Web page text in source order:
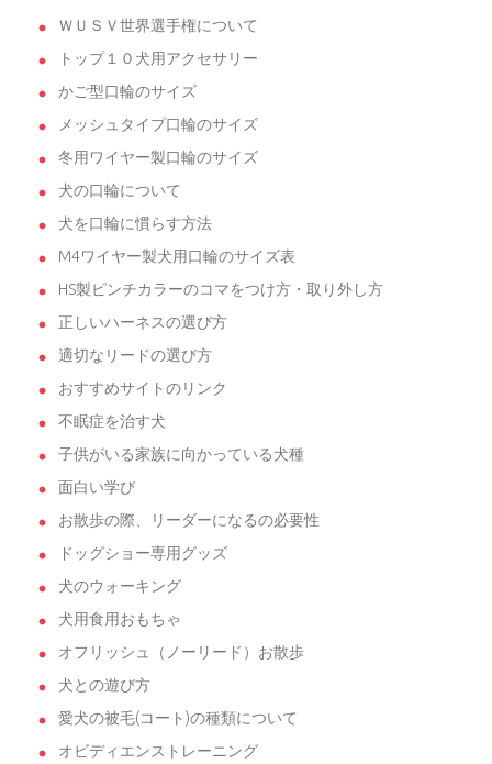
ＷＵＳＶ世界選手権について
トップ１０犬用アクセサリー
かご型口輪のサイズ
メッシュタイプ口輪のサイズ
冬用ワイヤー製口輪のサイズ
犬の口輪について
犬を口輪に慣らす方法
M4ワイヤー製犬用口輪のサイズ表
HS製ピンチカラーのコマをつけ方・取り外し方
正しいハーネスの選び方
適切なリードの選び方
おすすめサイトのリンク
不眠症を治す犬
子供がいる家族に向かっている犬種
面白い学び
お散歩の際、リーダーになるの必要性
ドッグショー専用グッズ
犬のウォーキング
犬用食用おもちゃ
オフリッシュ（ノーリード）お散歩
犬との遊び方
愛犬の被毛(コート)の種類について
オビディエンストレーニング